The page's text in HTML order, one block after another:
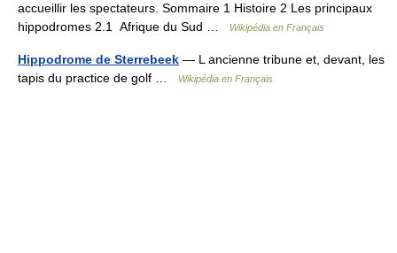
accueillir les spectateurs. Sommaire 1 Histoire 2 Les principaux
hippodromes 2.1 Afrique du Sud …
Wikipédia en Français
Hippodrome de Sterrebeek — L ancienne tribune et, devant, les
tapis du practice de golf …
Wikipédia en Français